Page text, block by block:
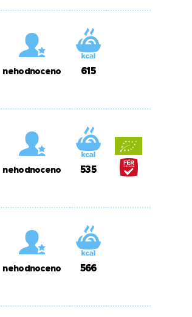
nehodnoceno 615
nehodnoceno 535
nehodnoceno 566